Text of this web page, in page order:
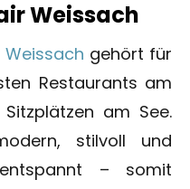
Weissach
gehört für
Restaurants am
am See.
stilvoll und
– somit